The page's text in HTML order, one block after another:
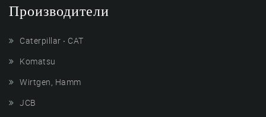
Производители
Caterpillar ‧ CAT
Komatsu
Wirtgen, Hamm
JCB